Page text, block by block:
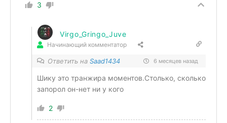
3
Virgo_Gringo_Juve
Начинающий комментатор
Ответить на Saad1434 6 месяцев назад
Шику это транжира моментов.Столько, сколько
запорол он-нет ни у кого
2